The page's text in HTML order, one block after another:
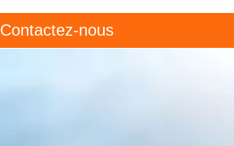
Contactez-nous